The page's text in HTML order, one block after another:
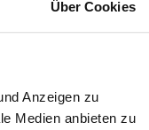
Über Cookies
Anzeigen zu
Medien anbieten zu
brutto pro